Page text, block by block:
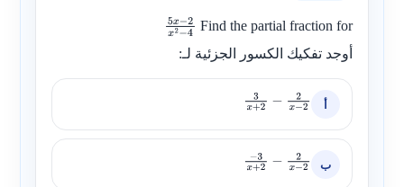
Find the partial fraction for
5x−2
2−4
أوجد تفكيك الكسور الجزئية لـ:
أ 3x+2 −2 x−2
ب −3x+ 2− 2x−2